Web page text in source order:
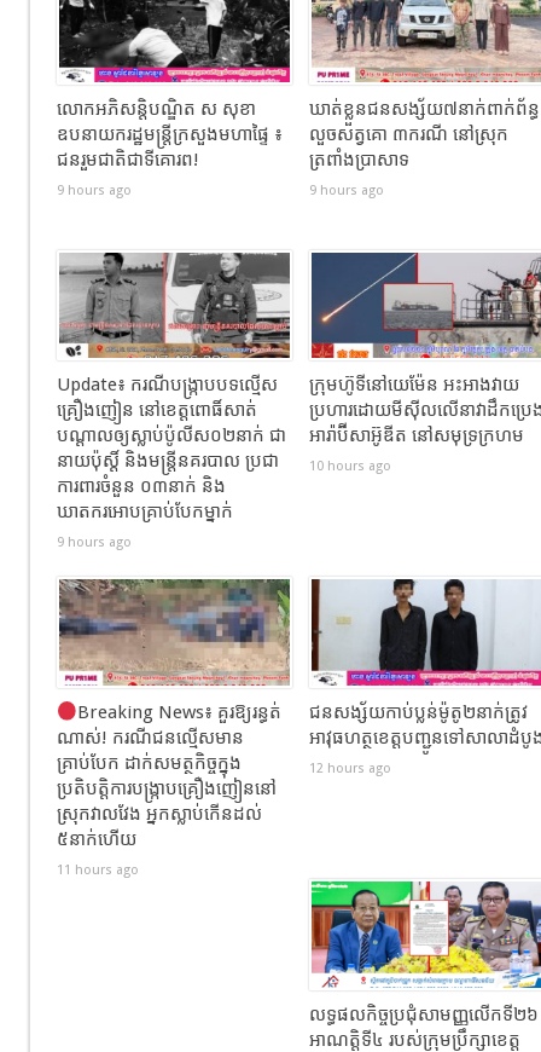
លោកអភិសន្តិបណ្ឌិត ស សុខា
ឧបនាយករដ្ឋមន្រ្តីក្រសួងមហាផ្ទៃ ៖
ជនរួមជាតិជាទីគោរព!
9 hours ago
ឃាត់ខ្លួនជនសង្ស័យ៧នាក់ពាក់ព័ន្ធ
លួចសត្វគោ ៣ករណី នៅស្រុក
ត្រពាំងប្រាសាទ
9 hours ago
Update៖ ករណីបង្ក្រាបបទល្មើស
គ្រឿងញៀន នៅខេត្តពោធិ៍សាត់
បណ្តាលឲ្យស្លាប់ប៉ូលីស០២នាក់ ជា
នាយប៉ុស្តិ៍ និងមន្រ្តីនគរបាល ប្រជា
ការពារចំនួន ០៣នាក់ និង
ឃាតករអោបគ្រាប់បែកម្នាក់
9 hours ago
ក្រុមហ៊ូទីនៅយេម៉ែន អះអាងវាយ
ប្រហារដោយមីស៊ីលលើនាវាដឹកប្រេ
អារ៉ាប៊ីសាអ៊ូឌីត នៅសមុទ្រក្រហម
10 hours ago
Breaking News៖ គួរឱ្យរន្ធត់
ណាស់! ករណីជនល្មើសមាន
គ្រាប់បែក ដាក់សមត្ថកិច្ចក្នុង
ប្រតិបត្តិការបង្ក្រាបគ្រឿងញៀននៅ
ស្រុកវាលវែង អ្នកស្លាប់កើនដល់
៥នាក់ហើយ
11 hours ago
ជនសង្ស័យកាប់ប្លន់ម៉ូតូ២នាក់ត្រូវ
អាវុធហត្ថខេត្តបញ្ជូនទៅសាលាដំបូ
12 hours ago
លទ្ធផលកិច្ចប្រជុំសាមញ្ញលើកទី២៦
អាណត្តិទី៤ របស់ក្រុមប្រឹក្សាខេត្ត